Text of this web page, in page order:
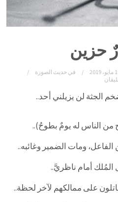
حزين
فيحديث الصورة
الجثة لن يزيلني أحد..
من الناس له يومٌ بطوحُ)..
ومات الضمير وغائبه..
أمام ناظريَّ..
على ممالكهم لآخر لحظة..